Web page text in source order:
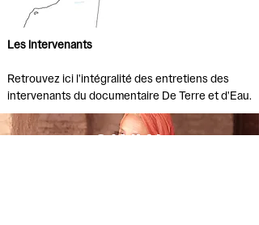
Les intervenants
Retrouvez ici l'intégralité des entretiens des
intervenants du documentaire De Terre et d'Eau.